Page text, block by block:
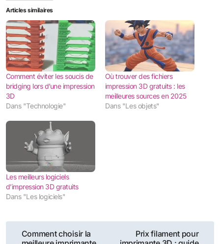
Articles similaires
Comment éviter les soucis de
bridging lors d’une impression
3D
Dans "Technologie"
Où trouver des fichiers
impression 3D gratuits : les
meilleures sources en 2025
Dans "Les objets"
Les meilleurs logiciels
d’impression 3D gratuits
Dans "Les logiciels"
Navigation
Comment choisir la
Prix filament pour